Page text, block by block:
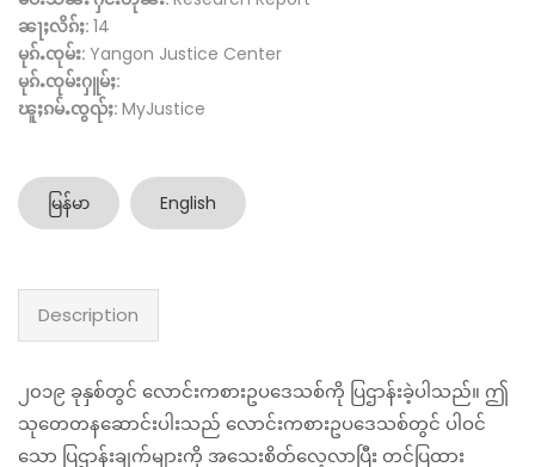
ၼႃႈလိၵ်ႈ: 14
မုၵ်ႉၸုမ်း: Yangon Justice Center
မုၵ်ႉၸုမ်းႁူမ်ႈ:
ၽူႈၵမ်ႉၸွၺ်ႈ: MyJustice
မြန်မာ English
Description
၂၀၁၉ ခုနှစ်တွင် လောင်းကစားဥပဒေသစ်ကို ပြဌာန်းခဲ့ပါသည်။ ဤ
သုတေတနဆောင်းပါးသည် လောင်းကစားဥပဒေသစ်တွင် ပါဝင်
သော ပြဌာန်းချက်များကို အသေးစိတ်လေ့လာပြီး တင်ပြထား